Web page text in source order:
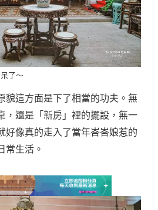
了～
貌這方面是下了相當的功夫。無
，還是「新房」裡的擺設，無一
好像真的走入了當年峇峇娘惹的
常生活。